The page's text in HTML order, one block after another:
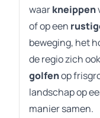
waarkneippen
of op een
beweging, het
de regio zich
golfenop
landschap op
manier samen.